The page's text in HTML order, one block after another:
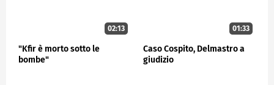
02:13
"Kfir è morto sotto le
bombe"
01:33
Caso Cospito, Delmastro a
giudizio